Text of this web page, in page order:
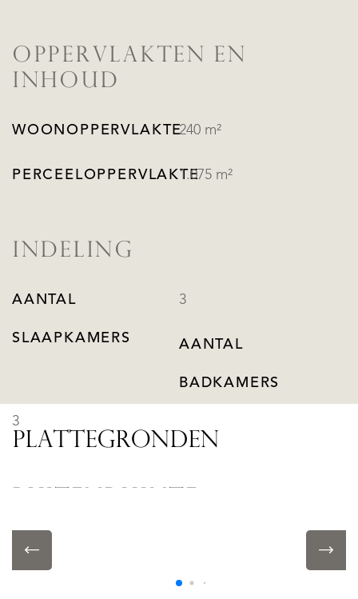
OPPERVLAKTEN EN
INHOUD
WOONOPPERVLAKTE240 m²
PERCEELOPPERVLAKTE1.075 m²
INDELING
AANTAL
SLAAPKAMERS
3
AANTAL
BADKAMERS
3
BALKON
Voortuin
PLATTEGRONDEN